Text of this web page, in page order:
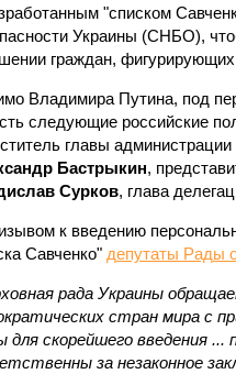
"списком
Украины (СНБО),
граждан, фигурирующих
Владимира Путина, под
следующие российские
главы администрации
Бастрыкин,
Сурков, глава
к введению
Савченко" депутаты Рады
рада Украины
стран мира с
для скорейшего введения
за незаконное